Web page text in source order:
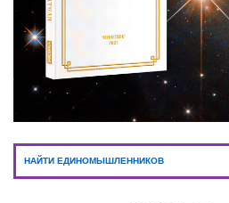
НАЙТИ ЕДИНОМЫШЛЕННИКОВ